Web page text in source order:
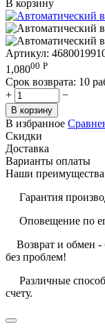
В корзину
Артикул:
1,08000 Р
Срок возврата: 10
+
−
В корзину
В избранное
Скидки
Доставка
Варианты оплаты
Наши преимущества
Гарантия
Оповещение по
Возврат и обмен -
без проблем!
Различные
счету.